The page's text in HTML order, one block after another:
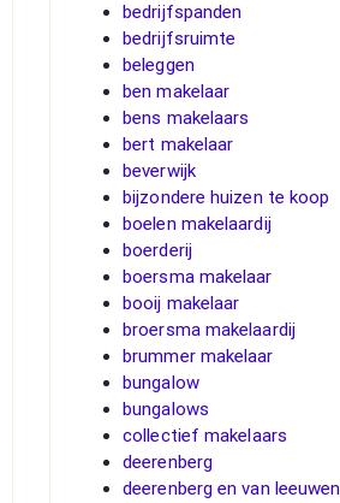
bedrijfspanden
bedrijfsruimte
beleggen
ben makelaar
bens makelaars
bert makelaar
beverwijk
bijzondere huizen te koop
boelen makelaardij
boerderij
boersma makelaar
booij makelaar
broersma makelaardij
brummer makelaar
bungalow
bungalows
collectief makelaars
deerenberg
deerenberg en van leeuwen